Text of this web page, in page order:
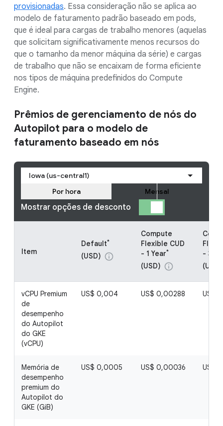
provisionadas. Essa consideração não se aplica ao
modelo de faturamento padrão baseado em pods,
que é ideal para cargas de trabalho menores (aquelas
que solicitam significativamente menos recursos do
que o tamanho da menor máquina da série) e cargas
de trabalho que não se encaixam de forma eficiente
nos tipos de máquina predefinidos do Compute
Engine.
Prêmios de gerenciamento de nós do
Autopilot para o modelo de
faturamento baseado em nós
Iowa (us-central1)
Mostrar opções de desconto
Por hora Mensal
Item
Default*
(USD) info
Compute
Flexible CUD
- 1 Year*
(USD) info
- 3
(USD)
vCPU Premium
de
desempenho
do Autopilot
do GKE
(vCPU)
US$ 0,004 US$ 0,00288 US$
Memória de
desempenho
premium do
Autopilot do
GKE (GiB)
US$ 0,0005 US$ 0,00036 US$